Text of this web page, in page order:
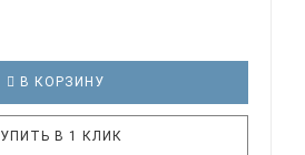
В КОРЗИНУ
В 1 КЛИК